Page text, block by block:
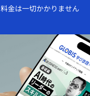
料金は一切かかりません